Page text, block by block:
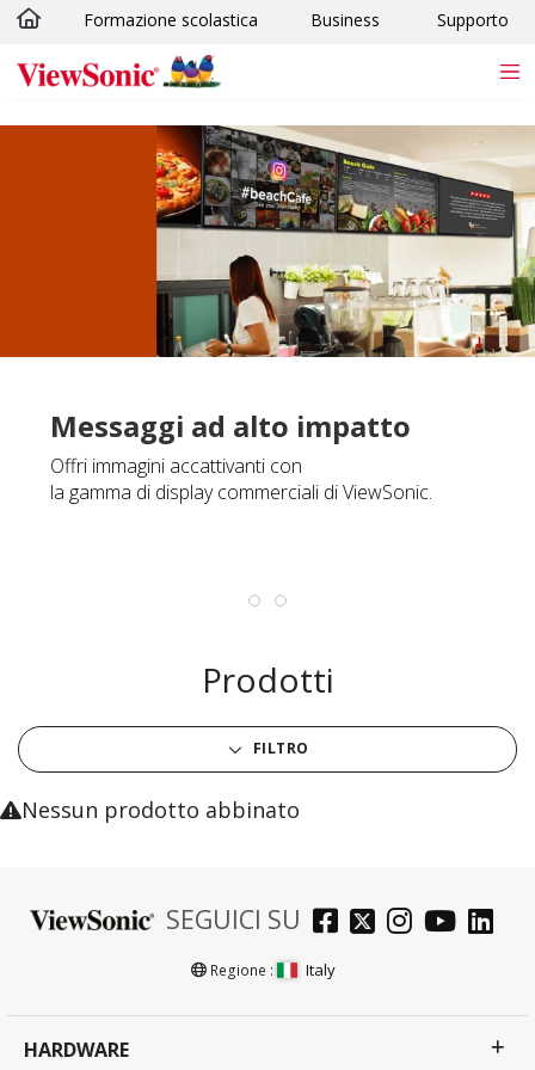
Skip to main content
Formazione scolastica Business Supporto
Messaggi ad alto impatto
Offri immagini accattivanti con
la gamma di display commerciali di ViewSonic.
Prodotti
FILTRO
Nessun prodotto abbinato
SEGUICI SU
Regione : Italy
HARDWARE